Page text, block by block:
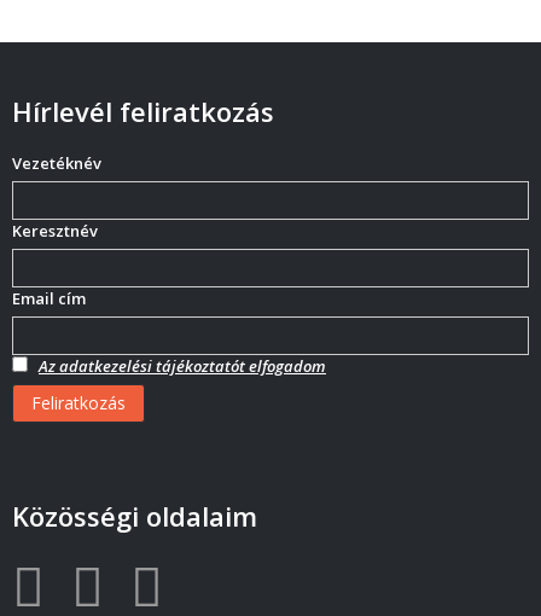
Hírlevél feliratkozás
Vezetéknév
Keresztnév
Email cím
Az adatkezelési tájékoztatót elfogadom
Közösségi oldalaim